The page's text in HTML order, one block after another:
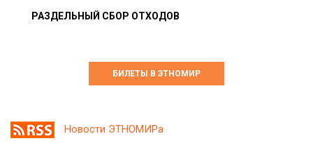
РАЗДЕЛЬНЫЙ СБОР ОТХОДОВ
БИЛЕТЫ В ЭТНОМИР
Новости ЭТНОМИРа